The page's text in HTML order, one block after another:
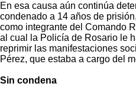
En esa causa aún continúa
condenado a 14 años de
como integrante del Comando
al cual la Policía de Rosario le
reprimir las manifestaciones
Pérez, que estaba a cargo del
Sin condena